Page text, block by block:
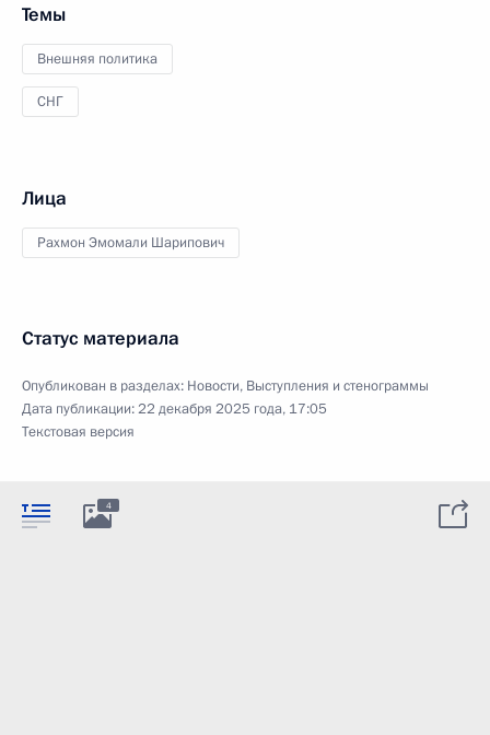
Темы
Внешняя политика
СНГ
Лица
Рахмон Эмомали Шарипович
Статус материала
Опубликован в разделах: Новости, Выступления и стенограммы
Дата публикации:22 декабря 2025 года, 17:05
Текстовая версия
4